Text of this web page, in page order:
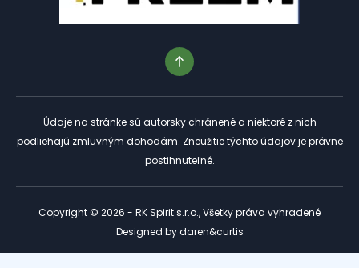
Údaje na stránke sú autorsky chránené a niektoré z nich
podliehajú zmluvným dohodám. Zneužitie týchto údajov je právne
postihnuteľné.
Copyright © 2026 - RK Spirit s.r.o., Všetky práva vyhradené
Designed bydaren&curtis